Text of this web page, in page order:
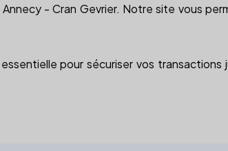
- Cran Gevrier. Notre site vous
pour sécuriser vos